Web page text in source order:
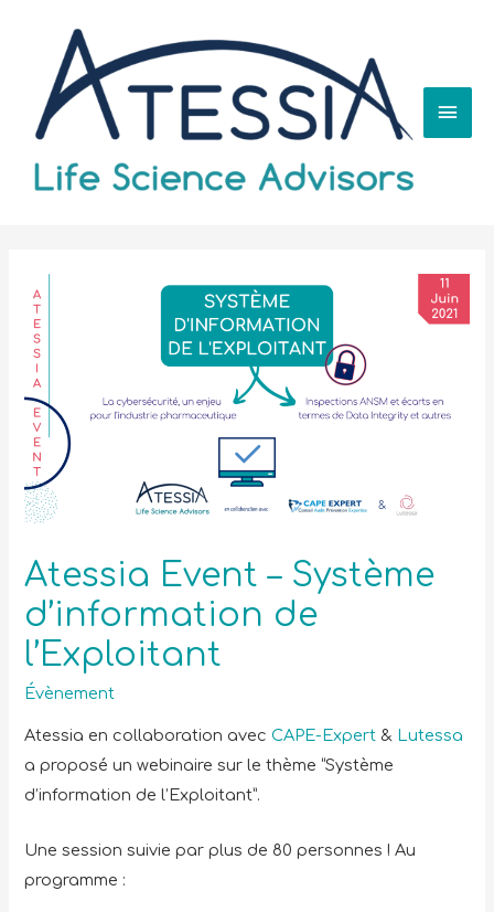
Atessia Event – Système
d’information de
l’Exploitant
Évènement
Atessia en collaboration avecCAPE-Expert & Lutessa
a proposé un webinaire sur le thème “Système
d’information de l’Exploitant”.
Une session suivie par plus de 80 personnes ! Au
programme :